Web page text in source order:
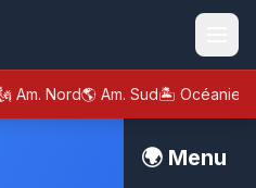
Am. Nord🌎 Am. Sud🏝️ Océanie
🌍 Menu